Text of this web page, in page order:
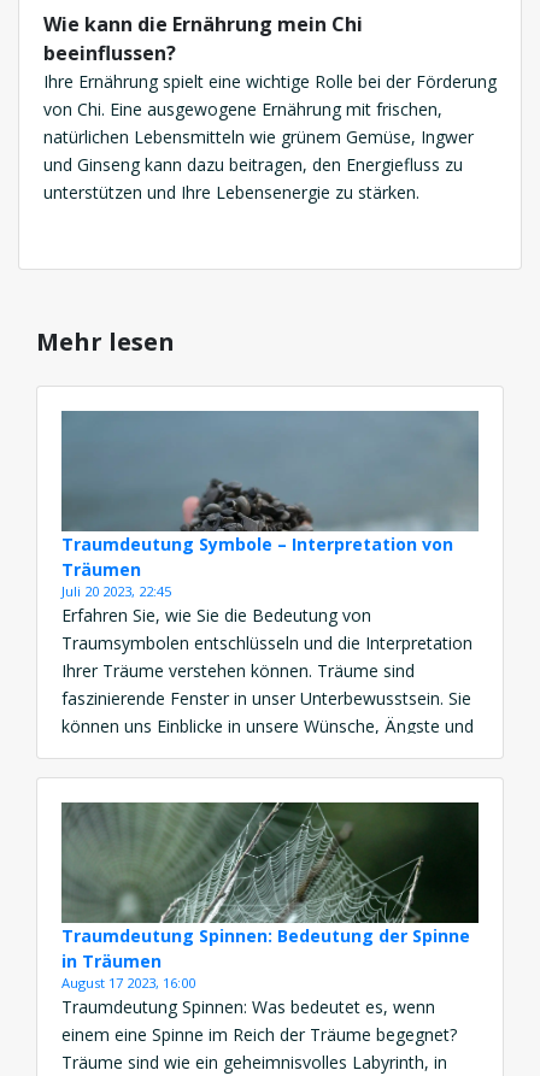
Wie kann die Ernährung mein Chi
beeinflussen?
Ihre Ernährung spielt eine wichtige Rolle bei der Förderung
von Chi. Eine ausgewogene Ernährung mit frischen,
natürlichen Lebensmitteln wie grünem Gemüse, Ingwer
und Ginseng kann dazu beitragen, den Energiefluss zu
unterstützen und Ihre Lebensenergie zu stärken.
Mehr lesen
Traumdeutung Symbole – Interpretation von
Träumen
Juli 20 2023, 22:45
Erfahren Sie, wie Sie die Bedeutung von
Traumsymbolen entschlüsseln und die Interpretation
Ihrer Träume verstehen können. Träume sind
faszinierende Fenster in unser Unterbewusstsein. Sie
können uns Einblicke in unsere Wünsche, Ängste und
Gedanken geben. Oft sind sie jedoch verschlüsselt
und schwer zu verstehen. In der Traumdeutung
haben sich im Laufe der Zeit bestimmte Symbole
herausgebildet, […]
Traumdeutung Spinnen: Bedeutung der Spinne
in Träumen
August 17 2023, 16:00
Traumdeutung Spinnen: Was bedeutet es, wenn
einem eine Spinne im Reich der Träume begegnet?
Träume sind wie ein geheimnisvolles Labyrinth, in